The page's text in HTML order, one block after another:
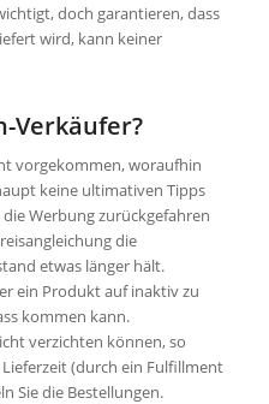
doch garantieren, dass
wird, kann keiner
Verkäufer?
vorgekommen, woraufhin
keine ultimativen Tipps
Werbung zurückgefahren
die
etwas länger hält.
ein Produkt auf inaktiv zu
kommen kann.
verzichten können, so
(durch ein Fulfillment
Sie die Bestellungen.